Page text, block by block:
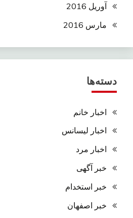
آوریل 2016
مارس 2016
دسته‌ها
اخبار خانم
اخبار لیسانس
اخبار مرد
خبر آگهی
خبر استخدام
خبر اصفهان